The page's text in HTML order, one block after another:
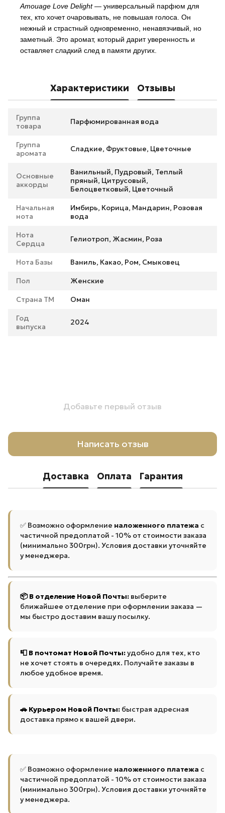
Amouage Love Delight— универсальный парфюм для
тех, кто хочет очаровывать, не повышая голоса. Он
нежный и страстный одновременно, ненавязчивый, но
заметный. Это аромат, который дарит уверенность и
оставляет сладкий след в памяти других.
Характеристики Отзывы
Группа
товара
Парфюмированная вода
Группа
аромата
Сладкие, Фруктовые, Цветочные
Основные
аккорды
Ванильный, Пудровый, Теплый
пряный, Цитрусовый,
Белоцветковый, Цветочный
Начальная
нота
Имбирь, Корица, Мандарин, Розовая
вода
Нота
Сердца
Гелиотроп, Жасмин, Роза
Нота Базы Ваниль, Какао, Ром, Смыковец
Пол Женские
Страна ТМ Оман
Год
выпуска
2024
Добавьте первый отзыв
Написать отзыв
Доставка Оплата Гарантия
✅ Возможно оформление наложенного платежа с
частичной предоплатой - 10% от стоимости заказа
(минимально 300грн). Условия доставки уточняйте
у менеджера.
📦 В отделение Новой Почты: выберите
ближайшее отделение при оформлении заказа —
мы быстро доставим вашу посылку.
📮 В почтомат Новой Почты:удобно для тех, кто
не хочет стоять в очередях. Получайте заказы в
любое удобное время.
🚗 Курьером Новой Почты: быстрая адресная
доставка прямо к вашей двери.
✅ Возможно оформление наложенного платежа с
частичной предоплатой - 10% от стоимости заказа
(минимально 300грн). Условия доставки уточняйте
у менеджера.